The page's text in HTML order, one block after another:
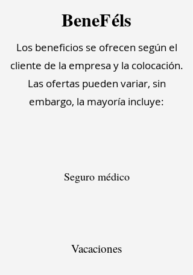
BeneFéls
Los beneficios se ofrecen según el
cliente de la empresa y la colocación.
Las ofertas pueden variar, sin
embargo, la mayoría incluye:
Seguro médico
Vacaciones